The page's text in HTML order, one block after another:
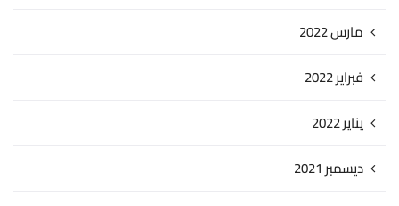
مارس 2022
فبراير 2022
يناير 2022
ديسمبر 2021